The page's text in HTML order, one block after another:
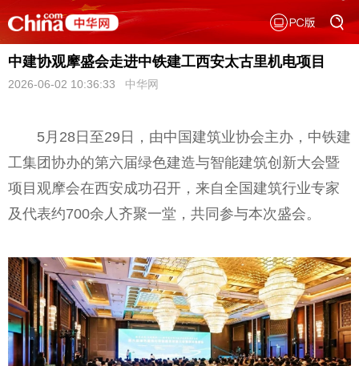
中建协观摩盛会走进中铁建工西安太古里机电项目
2026-06-02 10:36:33 中华网
5月28日至29日，由中国建筑业协会主办，中铁建
工集团协办的第六届绿色建造与智能建筑创新大会暨
项目观摩会在西安成功召开，来自全国建筑行业专家
及代表约700余人齐聚一堂，共同参与本次盛会。